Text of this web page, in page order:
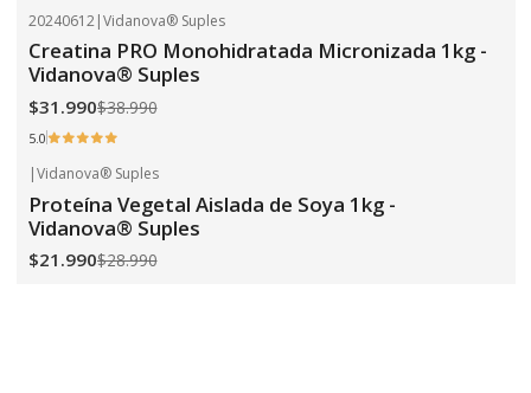
-18% OFF
20240612|Vidanova® Suples
Creatina PRO Monohidratada Micronizada 1kg -
Vidanova® Suples
$31.990$38.990
5.0
-24% OFF
|Vidanova® Suples
Proteína Vegetal Aislada de Soya 1kg -
Vidanova® Suples
$21.990$28.990